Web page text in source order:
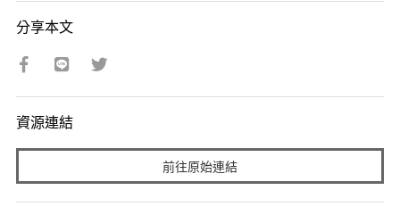
分享本文
資源連結
前往原始連結